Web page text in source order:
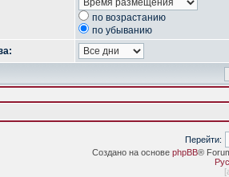
по возрастанию
по убыванию
Перейти:
Создано на основе phpBB®
[